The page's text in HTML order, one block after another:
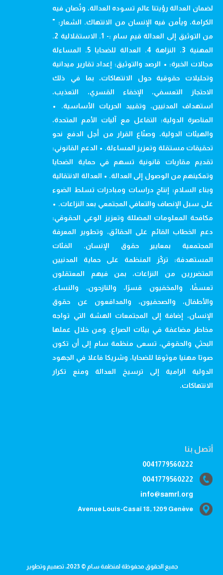
لضمان العدالة رؤيتنا عالم تسوده العدالة، وتُصان فيه
الكرامة، ويأمن فيه الإنسان من الانتهاك. الشعار: "
من التوثيق إلى العدالة قيم سام :- 1. الاستقلالية 2.
المهنية 3. النزاهة 4. العدالة للضحايا 5. المساءلة
مجالات الخبرة: • الرصد والتوثيق: إعداد تقارير ميدانية
وتحليلات حقوقية حول الانتهاكات، بما في ذلك
الاحتجاز التعسفي، الإخفاء القسري، التعذيب،
استهداف المدنيين، وتقييد الحريات الأساسية. •
المناصرة الدولية: التفاعل مع آليات الأمم المتحدة،
والهيئات الدولية، وصنّاع القرار من أجل الدفع نحو
تحقيقات مستقلة وتعزيز المساءلة. • الدعم القانوني:
تقديم مقاربات قانونية تسهم في حماية الضحايا
وتمكينهم من الوصول إلى العدالة. • العدالة الانتقالية
وبناء السلام: إنتاج دراسات ومبادرات تسلط الضوء
على سبل الإنصاف والتعافي المجتمعي بعد النزاعات. •
مكافحة المعلومات المضللة وتعزيز الوعي الحقوقي:
دعم الخطاب القائم على الحقائق، وتطوير المعرفة
المجتمعية بمعايير حقوق الإنسان. الفئات
المستهدفة: تركّز المنظمة على حماية المدنيين
المتضررين من النزاعات، بمن فيهم المعتقلون
تعسفًا، والمخفيون قسرًا، والنازحون، والنساء،
والأطفال، والصحفيون، والمدافعون عن حقوق
الإنسان، إضافة إلى المجتمعات الهشة التي تواجه
مخاطر مضاعفة في بيئات الصراع. ومن خلال عملها
البحثي والحقوقي، تسعى منظمة سام إلى أن تكون
صوتا مهنيا موثوقا للضحايا، وشريكا فاعلا في الجهود
الدولية الرامية إلى ترسيخ العدالة ومنع تكرار
الانتهاكات.
أتصل بنا
0041779560222
0041779560222
info@samrl.org
Avenue Louis-Casaï 18, 1209 Genève
جميع الحقوق محفوظة لمنظمة سام © 2023، تصميم وتطوير